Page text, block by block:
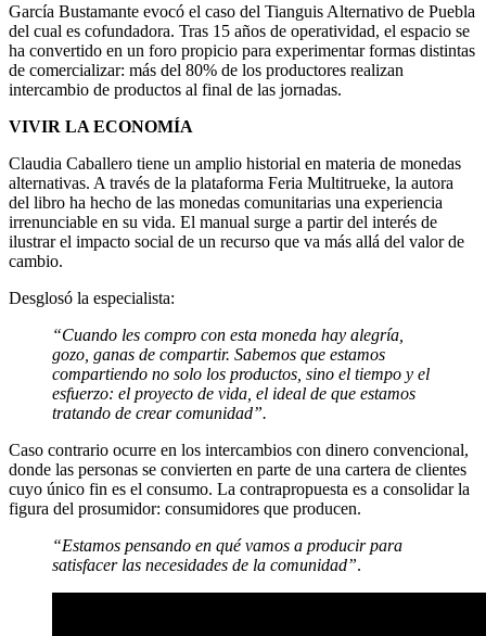
García Bustamante evocó el caso del Tianguis Alternativo de Puebla
del cual es cofundadora. Tras 15 años de operatividad, el espacio se
ha convertido en un foro propicio para experimentar formas distintas
de comercializar: más del 80% de los productores realizan
intercambio de productos al final de las jornadas.
VIVIR LA ECONOMÍA
Claudia Caballero tiene un amplio historial en materia de monedas
alternativas. A través de la plataforma Feria Multitrueke, la autora
del libro ha hecho de las monedas comunitarias una experiencia
irrenunciable en su vida. El manual surge a partir del interés de
ilustrar el impacto social de un recurso que va más allá del valor de
cambio.
Desglosó la especialista:
“Cuando les compro con esta moneda hay alegría,
gozo, ganas de compartir. Sabemos que estamos
compartiendo no solo los productos, sino el tiempo y el
esfuerzo: el proyecto de vida, el ideal de que estamos
tratando de crear comunidad”.
Caso contrario ocurre en los intercambios con dinero convencional,
donde las personas se convierten en parte de una cartera de clientes
cuyo único fin es el consumo. La contrapropuesta es a consolidar la
figura del prosumidor: consumidores que producen.
“Estamos pensando en qué vamos a producir para
satisfacer las necesidades de la comunidad”.